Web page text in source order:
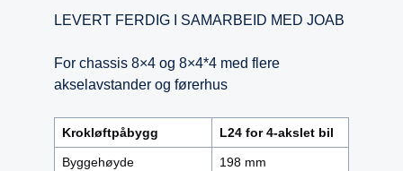
LEVERT FERDIG I SAMARBEID MED JOAB
For chassis 8×4 og 8×4*4 med flere
akselavstander og førerhus
Krokløftpåbygg L24 for 4-akslet bil
Byggehøyde 198 mm